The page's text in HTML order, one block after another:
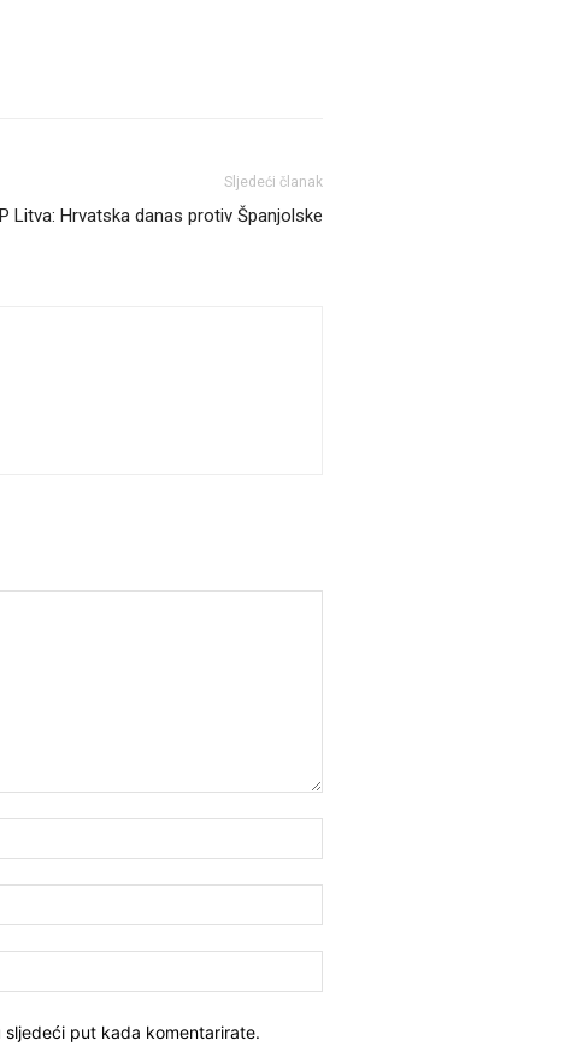
Sljedeći članak
Litva: Hrvatska danas protiv Španjolske
put kada komentarirate.